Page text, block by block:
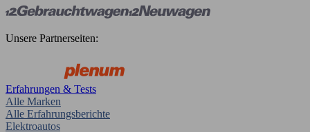
Unsere Partnerseiten:
Erfahrungen & Tests
Alle Marken
Alle Erfahrungsberichte
Elektroautos